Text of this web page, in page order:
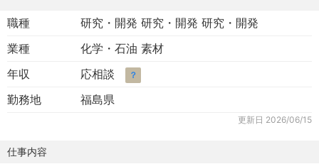
職種
研究・開発 研究・開発 研究・開発
業種
化学・石油 素材
年収
応相談 ？
勤務地 福島県
更新日 2026/06/15
仕事内容